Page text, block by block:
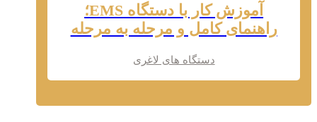
آموزش کار با دستگاه EMS؛
راهنمای کامل و مرحله به مرحله
دستگاه های لاغری